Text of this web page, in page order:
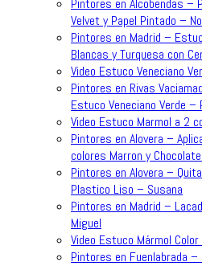
Pintores en Alcobendas –
Velvet y Papel Pintado –
Pintores en Madrid –
Blancas y Turquesa con
Video Estuco Veneciano
Pintores en Rivas
Estuco Veneciano Verde –
Video Estuco Marmol a 2
Pintores en Alovera –
colores Marron y
Pintores en Alovera –
Plastico Liso – Susana
Pintores en Madrid –
Miguel
Video Estuco Mármol
Pintores en Fuenlabrada